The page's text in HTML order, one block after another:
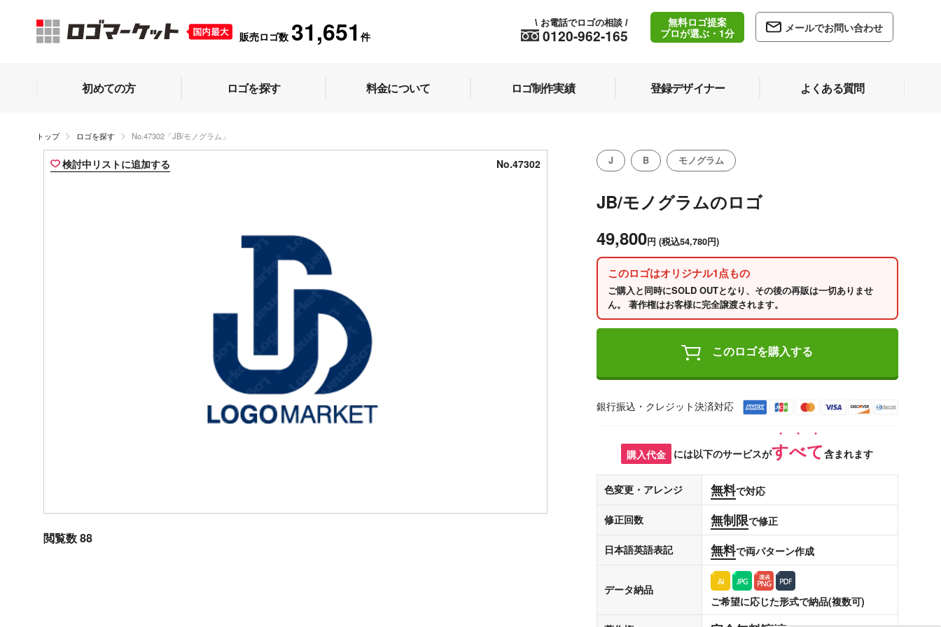
販売ロゴ数 31,651 件 0120-962-165
\ お電話でロゴの相談 /
無料ロゴ提案
プロが選ぶ・1分
メールでお問い合わせ
初めての方 ロゴを探す 料金について ロゴ制作実績 登録デザイナー よくある質問
トップ ロゴを探す No.47302「JB/モノグラム」
検討中リストに追加する No.47302
閲覧数 88
J B モノグラム
JB/モノグラムのロゴ
49,800円 (税込54,780円)
このロゴはオリジナル1点もの
ご購入と同時にSOLD OUTとなり、その後の再販は一切ありませ
ん。 著作権はお客様に完全譲渡されます。
このロゴを購入する
銀行振込・クレジット決済対応
購入代金 には以下のサービスがすべて含まれます
色変更・アレンジ 無料で対応
修正回数 無制限で修正
日本語英語表記 無料で両パターン作成
データ納品
ご希望に応じた形式で納品(複数可)